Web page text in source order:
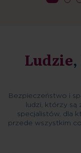
Ludzie
Bezpieczeństwo i
ludzi, którzy są
specjalistów, dla
przede wszystkim